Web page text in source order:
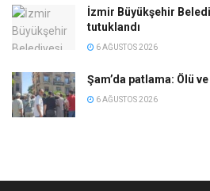
İzmir Büyükşehir
tutuklandı
6 AĞUSTOS 2026
Şam’da patlama: Ölü
6 AĞUSTOS 2026